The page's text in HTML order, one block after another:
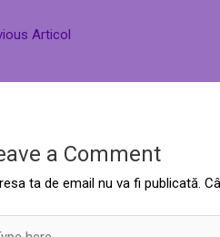
Articol
a Comment
ta de email nu va fi publicată.